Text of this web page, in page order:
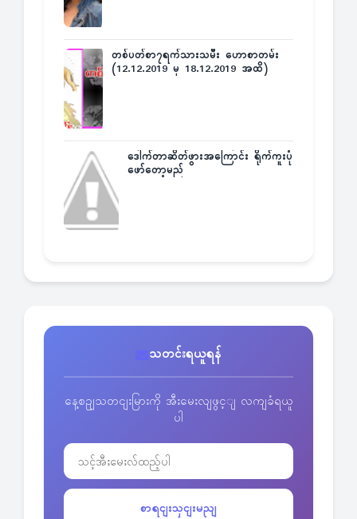
တစ်ပတ်စာ၇ရက်သားသမီး ဟောစာတမ်း
(12.12.2019 မှ 18.12.2019 အထိ)
ဒေါက်တာဆိတ်ဖွားအကြောင်း ရိုက်ကူးပုံ
ဖော်တော့မည်
သတင်းရယူရန်
နေ့စဥျသတငျးမြားကို အီးမေးလျဖွင့ျ လကျခံရယူ
ပါ
စာရငျးသှငျးမညျ